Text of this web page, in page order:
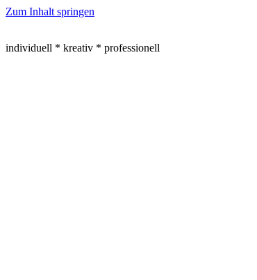
Zum Inhalt springen
individuell * kreativ * professionell